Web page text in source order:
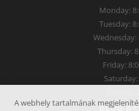
Monday:
Tuesday:
Wednesday:
Thursday:
Friday:
Saturday:
BLOG
A webhely tartalmának